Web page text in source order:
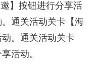
】按钮进行分享活
通关活动关卡【海
。通关活动关卡
活动。